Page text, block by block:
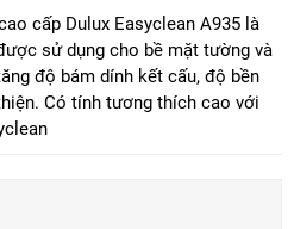
cấp Dulux Easyclean A935 là
sử dụng cho bề mặt tường và
độ bám dính kết cấu, độ bền
Có tính tương thích cao với